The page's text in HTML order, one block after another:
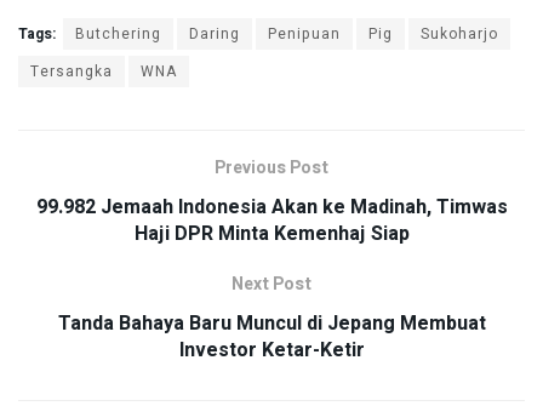
Tags: Butchering Daring Penipuan Pig
Sukoharjo
Tersangka
WNA
Previous Post
99.982 Jemaah Indonesia Akan ke Madinah, Timwas
Haji DPR Minta Kemenhaj Siap
Next Post
Tanda Bahaya Baru Muncul di Jepang Membuat
Investor Ketar-Ketir